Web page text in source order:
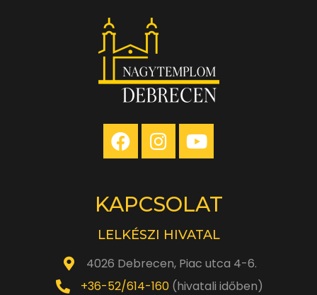
KAPCSOLAT
LELKÉSZI HIVATAL
4026 Debrecen, Piac utca 4-6.
+36-52/614-160(hivatali időben)